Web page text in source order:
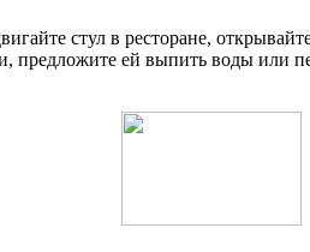
стул в ресторане,
предложите ей выпить воды или